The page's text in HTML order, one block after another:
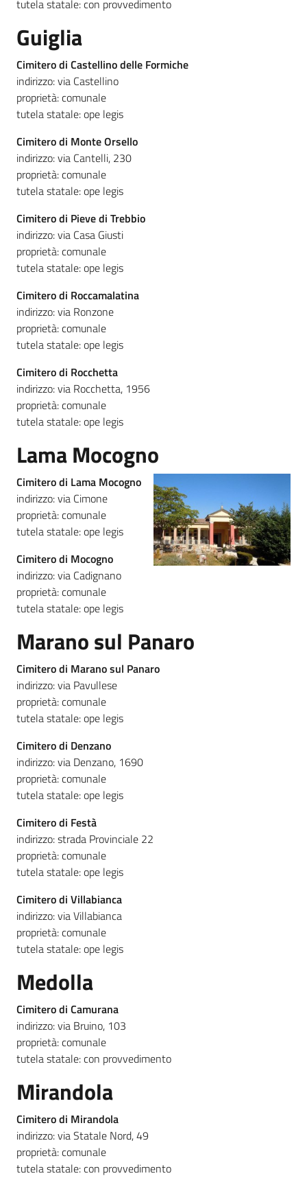
tutela statale: con provvedimento
Guiglia
Cimitero di Castellino delle Formiche
indirizzo: via Castellino
proprietà: comunale
tutela statale: ope legis
Cimitero di Monte Orsello
indirizzo: via Cantelli, 230
proprietà: comunale
tutela statale: ope legis
Cimitero di Pieve di Trebbio
indirizzo: via Casa Giusti
proprietà: comunale
tutela statale: ope legis
Cimitero di Roccamalatina
indirizzo: via Ronzone
proprietà: comunale
tutela statale: ope legis
Cimitero di Rocchetta
indirizzo: via Rocchetta, 1956
proprietà: comunale
tutela statale: ope legis
Lama Mocogno
Cimitero di Lama Mocogno
indirizzo: via Cimone
proprietà: comunale
tutela statale: ope legis
Cimitero di Mocogno
indirizzo: via Cadignano
proprietà: comunale
tutela statale: ope legis
Marano sul Panaro
Cimitero di Marano sul Panaro
indirizzo: via Pavullese
proprietà: comunale
tutela statale: ope legis
Cimitero di Denzano
indirizzo: via Denzano, 1690
proprietà: comunale
tutela statale: ope legis
Cimitero di Festà
indirizzo: strada Provinciale 22
proprietà: comunale
tutela statale: ope legis
Cimitero di Villabianca
indirizzo: via Villabianca
proprietà: comunale
tutela statale: ope legis
Medolla
Cimitero di Camurana
indirizzo: via Bruino, 103
proprietà: comunale
tutela statale: con provvedimento
Mirandola
Cimitero di Mirandola
indirizzo: via Statale Nord, 49
proprietà: comunale
tutela statale: con provvedimento